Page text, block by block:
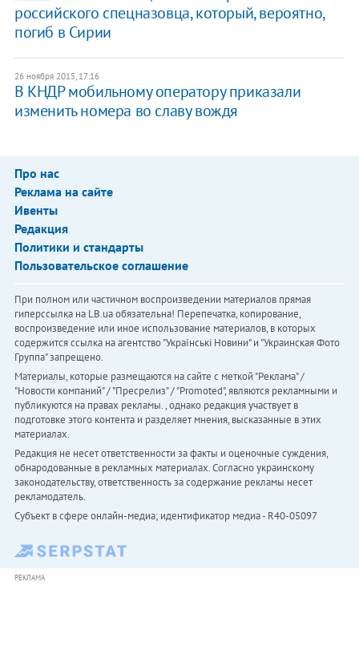
российского спецназовца, который, вероятно,
погиб в Сирии
26 ноября 2015, 17:16
​В КНДР мобильному оператору приказали
изменить номера во славу вождя
Про нас
Реклама на сайте
Ивенты
Редакция
Политики и стандарты
Пользовательское соглашение
При полном или частичном воспроизведении материалов прямая
гиперссылка на LB.ua обязательна! Перепечатка, копирование,
воспроизведение или иное использование материалов, в которых
содержится ссылка на агентство "Українськi Новини" и "Украинская Фото
Группа" запрещено.
Материалы, которые размещаются на сайте с меткой "Реклама" /
"Новости компаний" / "Пресрелиз" / "Promoted", являются рекламными и
публикуются на правах рекламы. , однако редакция участвует в
подготовке этого контента и разделяет мнения, высказанные в этих
материалах.
Редакция не несет ответственности за факты и оценочные суждения,
обнародованные в рекламных материалах. Согласно украинскому
законодательству, ответственность за содержание рекламы несет
рекламодатель.
Субъект в сфере онлайн-медиа; идентификатор медиа - R40-05097
РЕКЛАМА